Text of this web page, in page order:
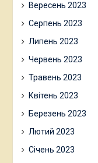
Вересень 2023
Серпень 2023
Липень 2023
Червень 2023
Травень 2023
Квітень 2023
Березень 2023
Лютий 2023
Січень 2023